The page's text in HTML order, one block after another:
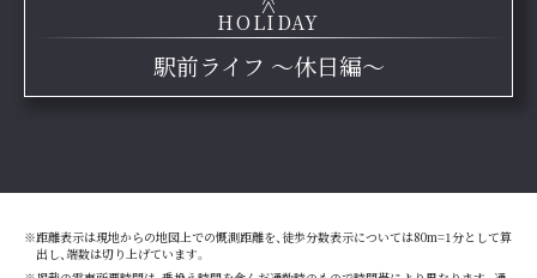
HOLIDAY
駅前ライフ 〜休日編〜
※距離表示は現地からの地図上での慨測距離を、徒歩分数表示については80m=1分として算
出し、端数は切り上げています。